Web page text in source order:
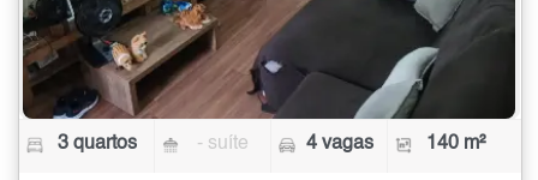
3 quartos - suíte 4 vagas 140 m²